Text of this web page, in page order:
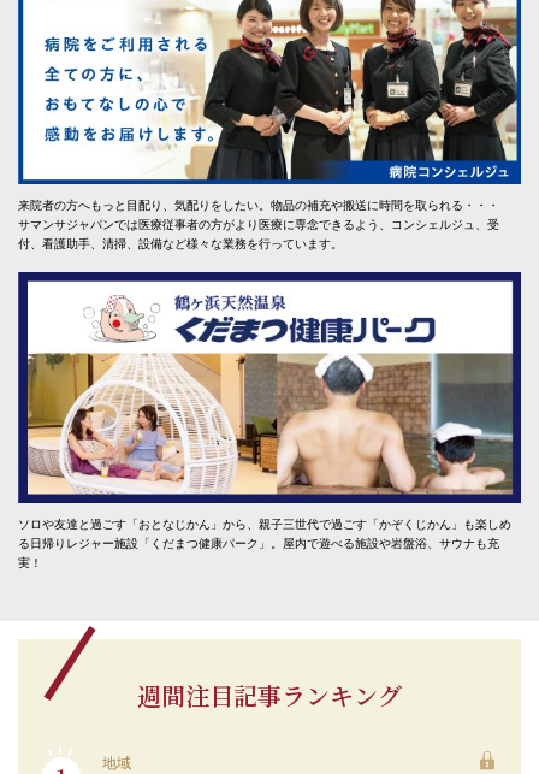
来院者の方へもっと目配り、気配りをしたい。物品の補充や搬送に時間を取られる・・・
サマンサジャパンでは医療従事者の方がより医療に専念できるよう、コンシェルジュ、受
付、看護助手、清掃、設備など様々な業務を行っています。
ソロや友達と過ごす「おとなじかん」から、親子三世代で過ごす「かぞくじかん」も楽しめ
る日帰りレジャー施設「くだまつ健康パーク」。屋内で遊べる施設や岩盤浴、サウナも充
実！
週間注目記事ランキング
地域